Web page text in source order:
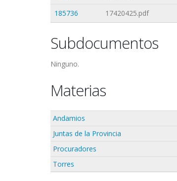
185736
17420425.pdf
Subdocumentos
Ninguno.
Materias
Andamios
Juntas de la Provincia
Procuradores
Torres